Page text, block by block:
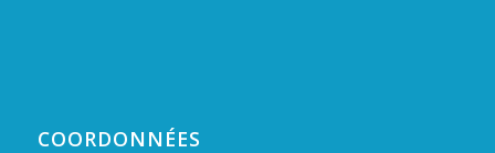
COORDONNÉES